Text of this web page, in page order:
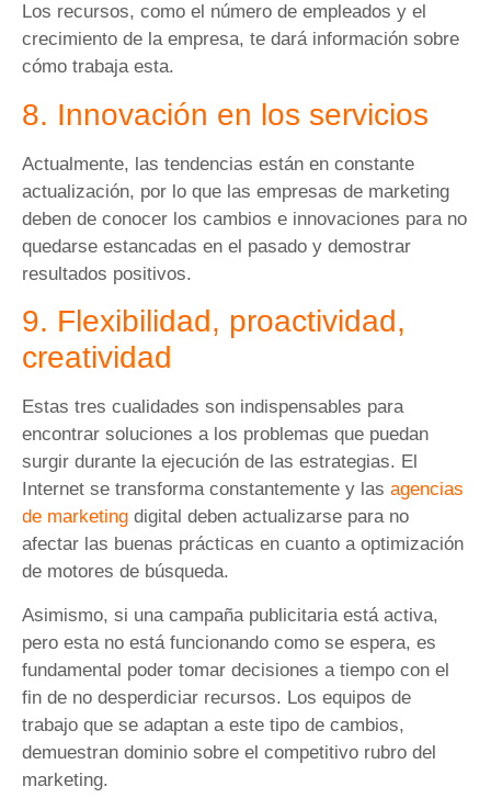
Los recursos, como el número de empleados y el
crecimiento de la empresa, te dará información sobre
cómo trabaja esta.
8. Innovación en los servicios
Actualmente, las tendencias están en constante
actualización, por lo que las empresas de marketing
deben de conocer los cambios e innovaciones para no
quedarse estancadas en el pasado y demostrar
resultados positivos.
9. Flexibilidad, proactividad,
creatividad
Estas tres cualidades son indispensables para
encontrar soluciones a los problemas que puedan
surgir durante la ejecución de las estrategias. El
Internet se transforma constantemente y las agencias
de marketing digital deben actualizarse para no
afectar las buenas prácticas en cuanto a optimización
de motores de búsqueda.
Asimismo, si una campaña publicitaria está activa,
pero esta no está funcionando como se espera, es
fundamental poder tomar decisiones a tiempo con el
fin de no desperdiciar recursos. Los equipos de
trabajo que se adaptan a este tipo de cambios,
demuestran dominio sobre el competitivo rubro del
marketing.